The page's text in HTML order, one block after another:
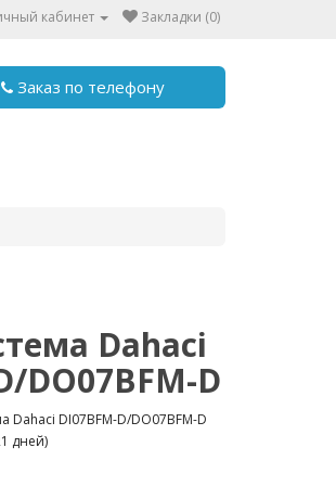
кабинет Закладки (0)
Заказ по телефону
Dahaci
DO07BFM-D
Dahaci DI07BFM-D/DO07BFM-D
дней)